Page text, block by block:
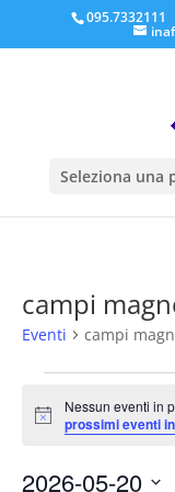
095.7332111
Seleziona una
campi
Eventi campi
Eventi
for
Maggio
20,
Notice
Nessun eventi in
prossimi eventi
2026-05-20